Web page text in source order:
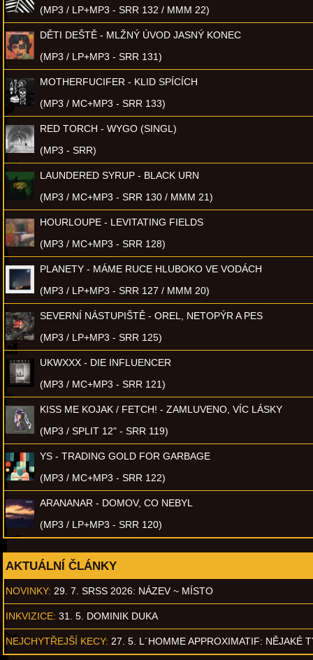
(MP3 / LP+MP3 - SRR 132 / MMM 22)
DĚTI DEŠTĚ - MLŽNÝ ÚVOD JASNÝ KONEC
(MP3 / LP+MP3 - SRR 131)
MOTHERFUCIFER - KLID SPÍCÍCH
(MP3 / MC+MP3 - SRR 133)
RED TORCH - WYGO (SINGL)
(MP3 - SRR)
LAUNDERED SYRUP - BLACK URN
(MP3 / MC+MP3 - SRR 130 / MMM 21)
HOURLOUPE - LEVITATING FIELDS
(MP3 / MC+MP3 - SRR 128)
PLANETY - MÁME RUCE HLUBOKO VE VODÁCH
(MP3 / LP+MP3 - SRR 127 / MMM 20)
SEVERNÍ NÁSTUPIŠTĚ - OREL, NETOPÝR A PES
(MP3 / LP+MP3 - SRR 125)
UKWXXX - DIE INFLUENCER
(MP3 / MC+MP3 - SRR 121)
KISS ME KOJAK / FETCH! - ZAMLUVENO, VÍC LÁSKY
(MP3 / SPLIT 12" - SRR 119)
YS - TRADING GOLD FOR GARBAGE
(MP3 / MC+MP3 - SRR 122)
ARANANAR - DOMOV, CO NEBYL
(MP3 / LP+MP3 - SRR 120)
AKTUÁLNÍ ČLÁNKY
NOVINKY: 29. 7. SRSS 2026: NÁZEV ~ MÍSTO
INKVIZICE: 31. 5. DOMINIK DUKA
NEJCHYTŘEJŠÍ KECY: 27. 5. L´HOMME APPROXIMATIF: NĚJAKÉ